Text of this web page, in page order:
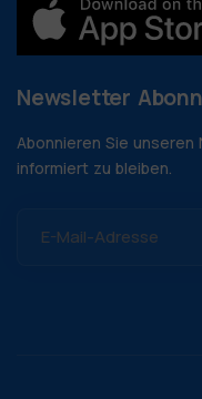
Newsletter
Abonnieren Sie
informiert zu bleiben.
E-Mail-Adresse